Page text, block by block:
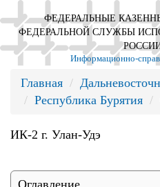
ФЕДЕРАЛЬНЫЕ
ФЕДЕРАЛЬНОЙ СЛУЖБЫ
Информационно-
Главная
Республика Бурятия
ИК-2 г. Улан-Удэ
Оглавление